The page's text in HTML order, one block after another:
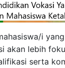
i
akan lebih
serta